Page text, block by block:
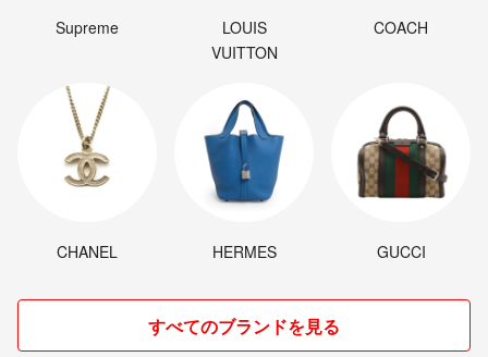
Supreme
LOUIS
VUITTON
COACH
CHANEL HERMES GUCCI
すべてのブランドを見る